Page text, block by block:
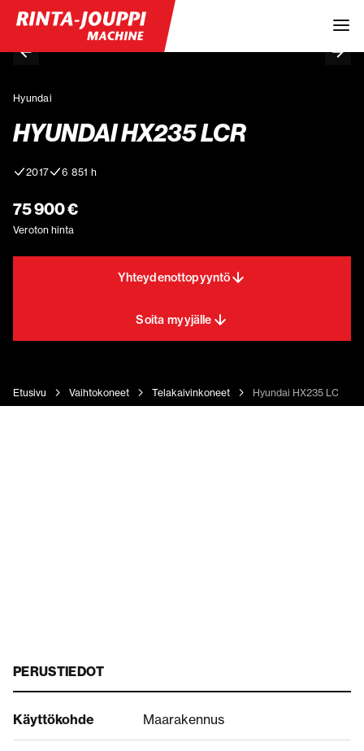
Hyundai
HYUNDAI HX235 LCR
2017 6 851 h
75 900 €
Veroton hinta
Yhteydenottopyyntö
Soita myyjälle
Etusivu Vaihtokoneet Telakaivinkoneet Hyundai HX235 LCR
PERUSTIEDOT
Käyttökohde Maarakennus